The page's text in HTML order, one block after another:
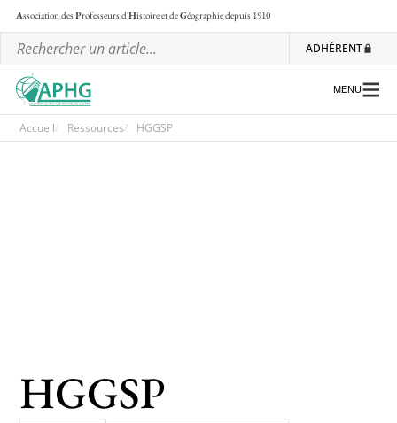
Association desProfesseurs d'Histoire et deGéographiedepuis 1910
ADHÉRENT
MENU
Accueil Ressources HGGSP
HGGSP